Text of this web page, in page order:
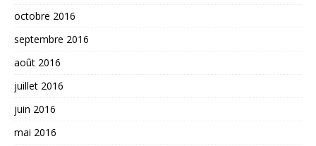
octobre 2016
septembre 2016
août 2016
juillet 2016
juin 2016
mai 2016